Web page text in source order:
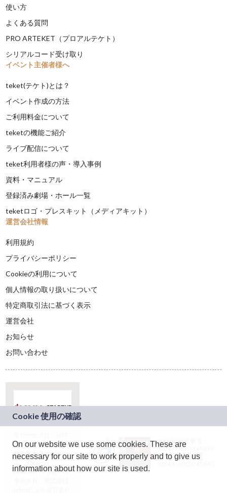
使い方
よくある質問
PRO ARTEKET（プロアルテケト）
シリアルコード受け取り
イベント主催者様へ
teket(テケト)とは？
イベント作成の方法
ご利用料金について
teketの機能ご紹介
ライブ配信について
teket利用者様の声・導入事例
資料・マニュアル
登録済み劇場・ホール一覧
teketロゴ・プレスキット（メディアキット）
運営会社情報
利用規約
プライバシーポリシー
Cookieの利用について
個人情報の取り扱いについて
特定商取引法に基づく表示
運営会社
お知らせ
お問い合わせ
ドコモグループの新
規事業創出プログラ
ム「docomo
STARTUP」を通じて
JASRAC許諾番号：
9024936001Y45037
JASRAC許諾番号：
On our website we use some cookies. These are
necessary for our site to work properly and to give us
information about how our site is used.